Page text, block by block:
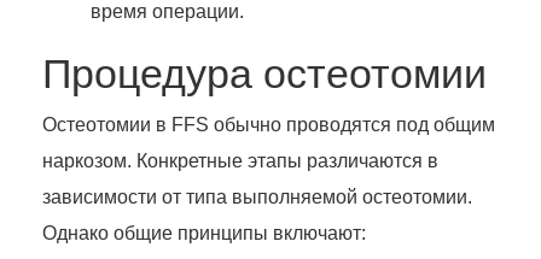
время операции.
Процедура остеотомии
Остеотомии в FFS обычно проводятся под общим
наркозом. Конкретные этапы различаются в
зависимости от типа выполняемой остеотомии.
Однако общие принципы включают: